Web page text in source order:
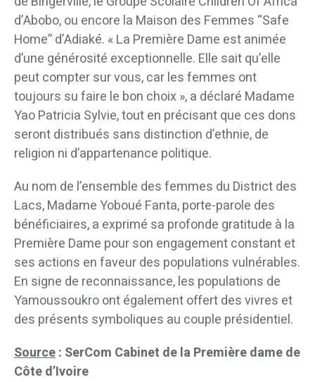
d’Abobo, ou encore la Maison des Femmes “Safe
Home” d’Adiaké. « La Première Dame est animée
d’une générosité exceptionnelle. Elle sait qu’elle
peut compter sur vous, car les femmes ont
toujours su faire le bon choix », a déclaré Madame
Yao Patricia Sylvie, tout en précisant que ces dons
seront distribués sans distinction d’ethnie, de
religion ni d’appartenance politique.
Au nom de l’ensemble des femmes du District des
Lacs, Madame Yoboué Fanta, porte-parole des
bénéficiaires, a exprimé sa profonde gratitude à la
Première Dame pour son engagement constant et
ses actions en faveur des populations vulnérables.
En signe de reconnaissance, les populations de
Yamoussoukro ont également offert des vivres et
des présents symboliques au couple présidentiel.
Source: SerCom Cabinet de la Première dame de
Côte d’Ivoire